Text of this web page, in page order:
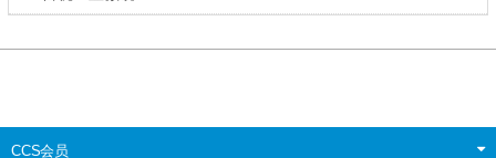
CCS会员